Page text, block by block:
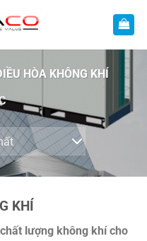
HÒA KHÔNG KHÍ
KHÍ
lượng không khí cho